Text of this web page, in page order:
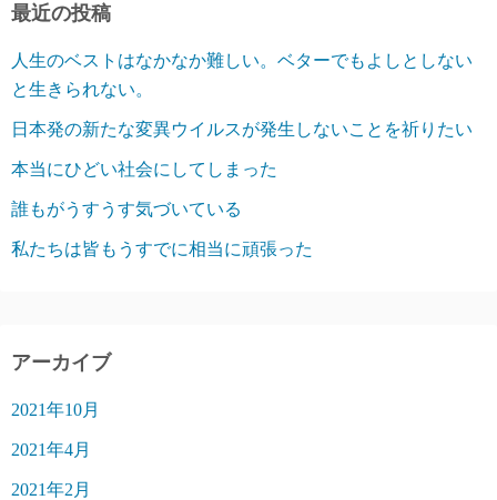
最近の投稿
人生のベストはなかなか難しい。ベターでもよしとしない
と生きられない。
日本発の新たな変異ウイルスが発生しないことを祈りたい
本当にひどい社会にしてしまった
誰もがうすうす気づいている
私たちは皆もうすでに相当に頑張った
アーカイブ
2021年10月
2021年4月
2021年2月